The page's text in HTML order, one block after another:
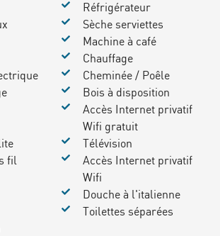
Réfrigérateur
Sèche serviettes
Machine à café
Chauffage
Cheminée / Poêle
Bois à disposition
Accès Internet privatif
Wifi gratuit
Télévision
fil
Accès Internet privatif
Wifi
Douche à l'italienne
Toilettes séparées